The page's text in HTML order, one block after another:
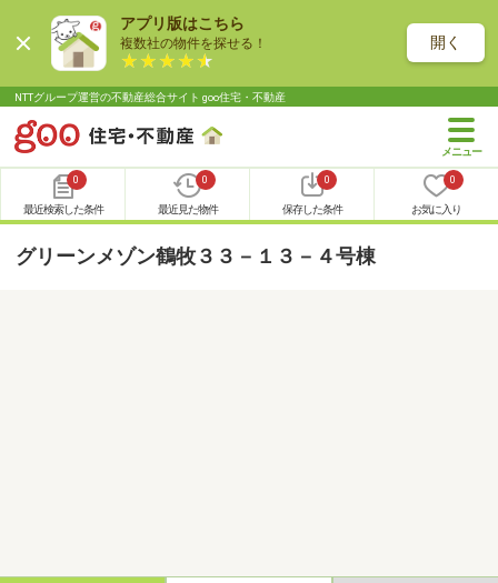
アプリ版はこちら
複数社の物件を探せる！ 開く
NTTグループ運営の不動産総合サイト goo住宅・不動産
0
最近検索した条件
0
最近見た物件
0
保存した条件
0
お気に入り
グリーンメゾン鶴牧３３－１３－４号棟